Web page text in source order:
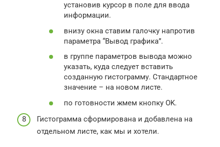
установив курсор в поле для ввода
информации.
внизу окна ставим галочку напротив
параметра “Вывод графика”.
в группе параметров вывода можно
указать, куда следует вставить
созданную гистограмму. Стандартное
значение – на новом листе.
по готовности жмем кнопку OK.
Гистограмма сформирована и добавлена на
отдельном листе, как мы и хотели.